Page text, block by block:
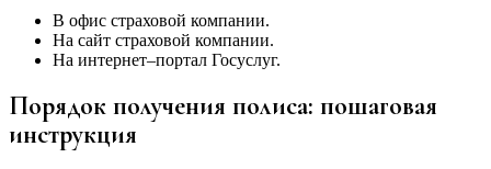
В офис страховой компании.
На сайт страховой компании.
На интернет–портал Госуслуг.
Порядок получения полиса: пошаговая
инструкция